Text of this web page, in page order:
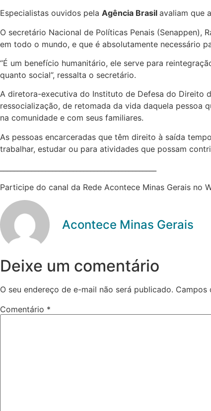
Especialistas ouvidos pela Agência Brasil avaliam que a
O secretário Nacional de Políticas Penais (Senappen),
em todo o mundo, e que é absolutamente necessário
“É um benefício humanitário, ele serve para
quanto social”, ressalta o secretário.
A diretora-executiva do Instituto de Defesa do Direito
ressocialização, de retomada da vida daquela pessoa
na comunidade e com seus familiares.
As pessoas encarceradas que têm direito à saída
trabalhar, estudar ou para atividades que possam
Participe do canal da Rede Acontece Minas Gerais no
Acontece Minas Gerais
Deixe um comentário
O seu endereço de e-mail não será publicado. Campos
Comentário *